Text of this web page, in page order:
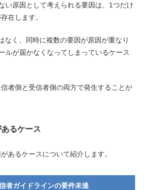
い原因として考えられる要因は、1つだけ
在します。
なく、同時に複数の要因が原因が重なり
ルが届かなくなってしまっているケース
者側と受信者側の両方で発生することが
るケース
あるケースについて紹介します。
者ガイドラインの要件未達